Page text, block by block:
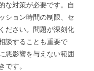
な対策が必要です。自
ション時間の制限、セ
ださい。問題が深刻化
談することも重要で
悪影響を与えない範囲
す。